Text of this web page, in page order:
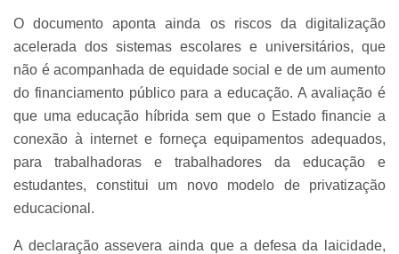
O documento aponta ainda os riscos da digitalização
acelerada dos sistemas escolares e universitários, que
não é acompanhada de equidade social e de um aumento
do financiamento público para a educação. A avaliação é
que uma educação híbrida sem que o Estado financie a
conexão à internet e forneça equipamentos adequados,
para trabalhadoras e trabalhadores da educação e
estudantes, constitui um novo modelo de privatização
educacional.
A declaração assevera ainda que a defesa da laicidade,